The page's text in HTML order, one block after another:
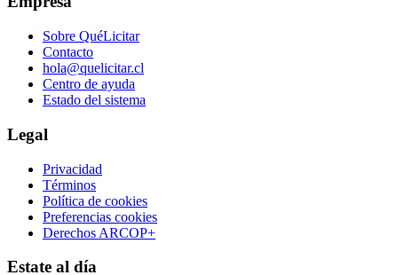
Sobre QuéLicitar
Contacto
hola@quelicitar.cl
Centro de ayuda
Estado del sistema
Legal
Privacidad
Términos
Política de cookies
Preferencias cookies
Derechos ARCOP+
Estate al día